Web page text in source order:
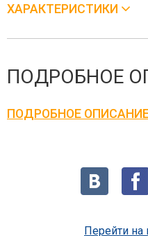
ХАРАКТЕРИСТИКИ
ПОДРОБНОЕ
ПОДРОБНОЕ
Перейти